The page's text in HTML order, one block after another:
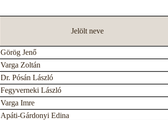
Jelölt neve
Görög Jenő
Varga Zoltán
Dr. Pósán László
Fegyverneki László
Varga Imre
Apáti-Gárdonyi Edina